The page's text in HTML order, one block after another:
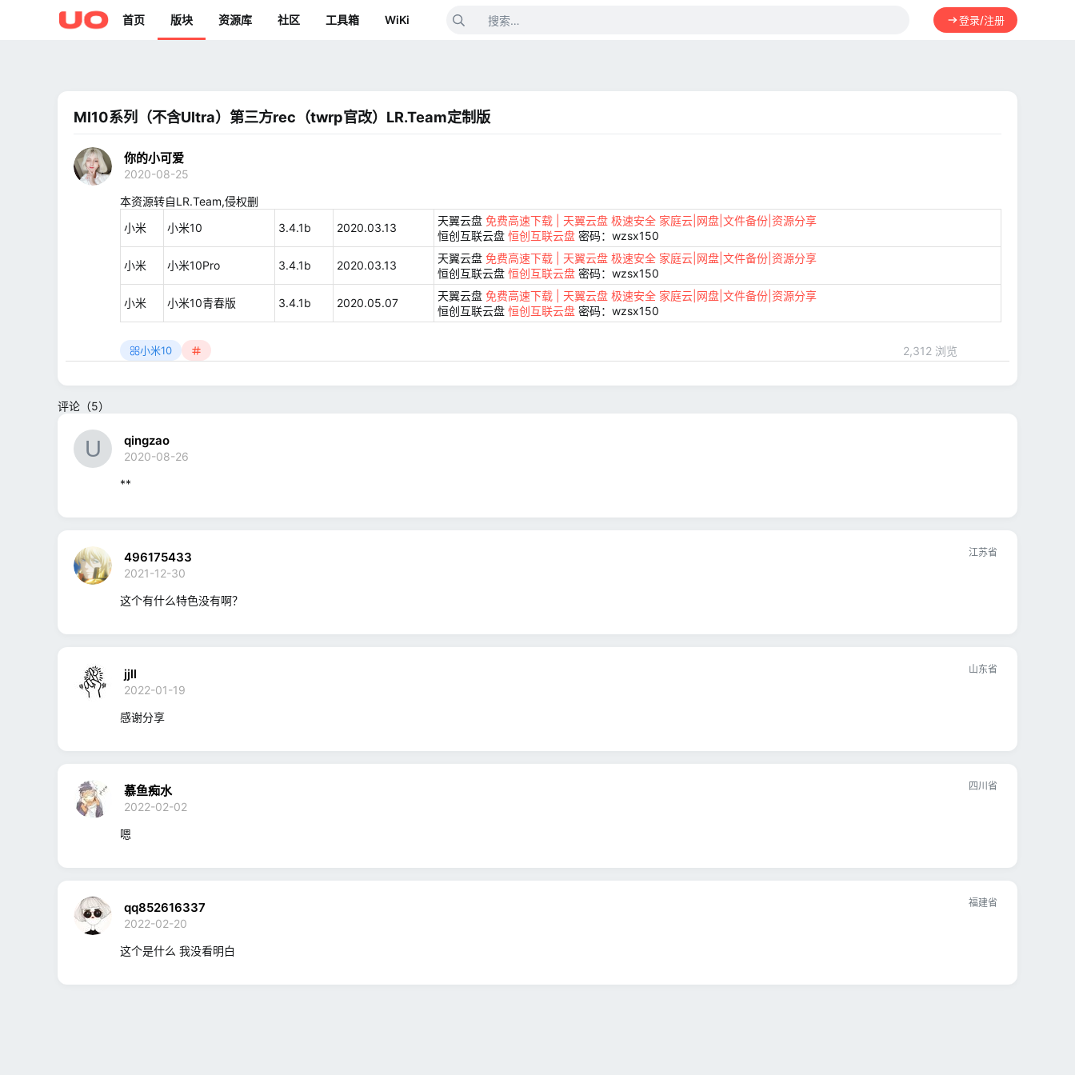
首页 版块 资源库 社区 工具箱 WiKi 登录/注册
MI10系列（不含Ultra）第三方rec（twrp官改）LR.Team定制版
你的小可爱
2020-08-25
本资源转自LR.Team,侵权删
小米
小米10 3.4.1b 2020.03.13
天翼云盘 免费高速下载 | 天翼云盘 极速安全 家庭云|网盘|文件备份|资源分享
恒创互联云盘 恒创互联云盘 密码：wzsx150
小米 小米10Pro 3.4.1b 2020.03.13
天翼云盘 免费高速下载 | 天翼云盘 极速安全 家庭云|网盘|文件备份|资源分享
恒创互联云盘 恒创互联云盘 密码：wzsx150
小米 小米10青春版 3.4.1b 2020.05.07
天翼云盘 免费高速下载 | 天翼云盘 极速安全 家庭云|网盘|文件备份|资源分享
恒创互联云盘 恒创互联云盘 密码：wzsx150
小米10 2,312 浏览
评论（5）
qingzao
2020-08-26
**
496175433
2021-12-30
江苏省
这个有什么特色没有啊？
jjll
2022-01-19
山东省
感谢分享
慕鱼痴水
2022-02-02
四川省
嗯
qq852616337
2022-02-20
福建省
这个是什么 我没看明白